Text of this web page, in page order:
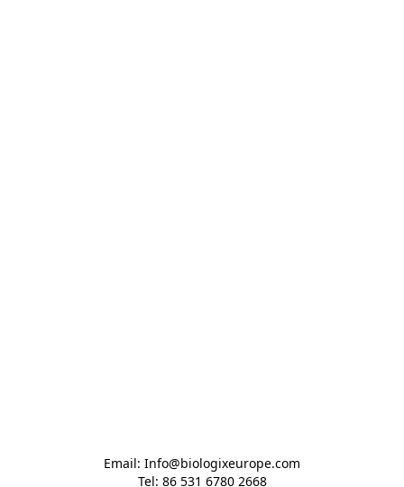
Email: Info@biologixeurope.com
Tel: 86 531 6780 2668